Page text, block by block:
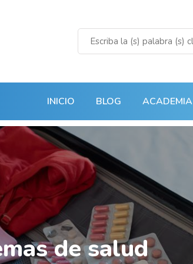
INICIO BLOG ACADEMIA
de salud